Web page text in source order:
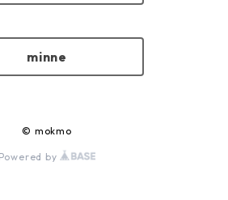
minne
© mokmo
Powered by